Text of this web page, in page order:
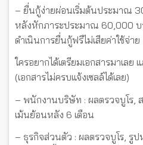
– ยื่นกู้ง่ายผ่อนเริ่มต้นประมาณ
หลังหักภาระประมาณ 60,000
ดำเนินการยื่นกู้ฟรีไม่เสียค่าใช้จ่าย
ใครอยากได้เตรียมเอกสารมาเลย
(เอกสารไม่ครบแจ้งเซลล์ได้เลย)
– พนักงานบริษัท : ผลตรวจบูโร,
เม้นย้อนหลัง 6 เดือน
– ธุรกิจส่วนตัว : ผลตรวจบูโร, รู